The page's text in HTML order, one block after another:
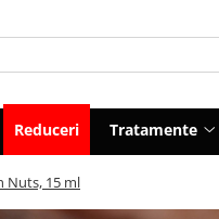
Reduceri Tratamente
Nuts, 15 ml